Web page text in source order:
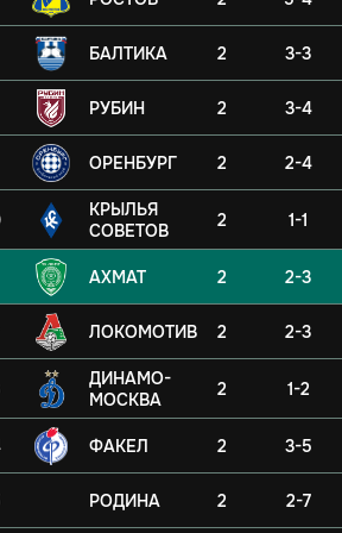
БАЛТИКА 2 3-3
РУБИН 2 3-4
ОРЕНБУРГ 2 2-4
КРЫЛЬЯ
СОВЕТОВ
2 1-1
АХМАТ 2 2-3
ЛОКОМОТИВ 2 2-3
ДИНАМО-
МОСКВА
2 1-2
ФАКЕЛ 2 3-5
РОДИНА 2 2-7